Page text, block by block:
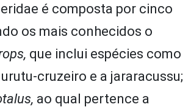
é composta por cinco
os mais conhecidos o
que inclui espécies como
cruzeiro e a jararacussu;
ao qual pertence a